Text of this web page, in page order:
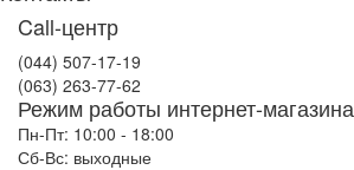
Call-центр
(044) 507-17-19
(063) 263-77-62
Режим работы интернет-магазина
Пн-Пт: 10:00 - 18:00
Сб-Вс: выходные